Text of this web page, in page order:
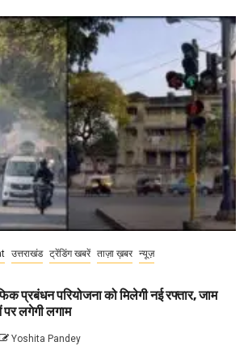
उत्तराखंड ट्रेंडिंग खबरें ताज़ा ख़बर न्यूज़
प्रबंधन परियोजना को मिलेगी नई रफ्तार, जाम
लगेगी लगाम
Yoshita Pandey